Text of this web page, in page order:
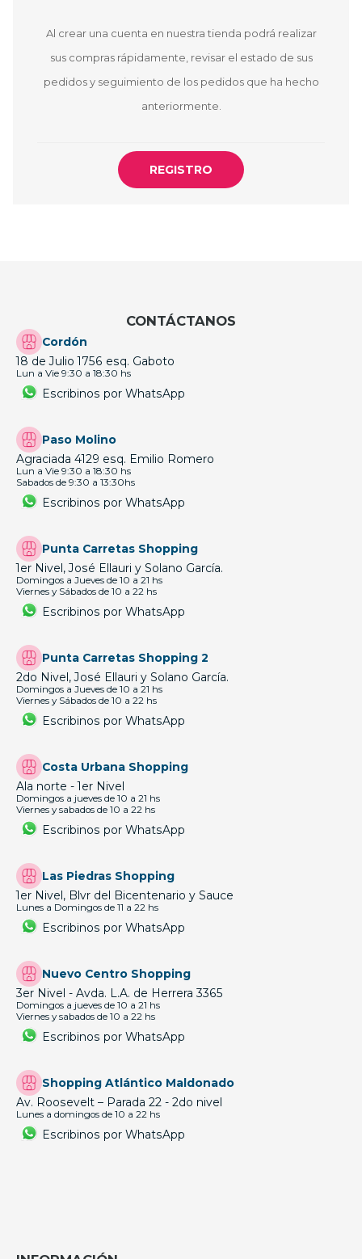
Al crear una cuenta en nuestra tienda podrá realizar
sus compras rápidamente, revisar el estado de sus
pedidos y seguimiento de los pedidos que ha hecho
anteriormente.
CONTÁCTANOS
Cordón
18 de Julio 1756 esq. Gaboto
Lun a Vie 9:30 a 18:30 hs
Escribinos por WhatsApp
Paso Molino
Agraciada 4129 esq. Emilio Romero
Lun a Vie 9:30 a 18:30 hs
Sabados de 9:30 a 13:30hs
Escribinos por WhatsApp
Punta Carretas Shopping
1er Nivel, José Ellauri y Solano García.
Domingos a Jueves de 10 a 21 hs
Viernes y Sábados de 10 a 22 hs
Escribinos por WhatsApp
Punta Carretas Shopping 2
2do Nivel, José Ellauri y Solano García.
Domingos a Jueves de 10 a 21 hs
Viernes y Sábados de 10 a 22 hs
Escribinos por WhatsApp
Costa Urbana Shopping
Ala norte - 1er Nivel
Domingos a jueves de 10 a 21 hs
Viernes y sabados de 10 a 22 hs
Escribinos por WhatsApp
Las Piedras Shopping
1er Nivel, Blvr del Bicentenario y Sauce
Lunes a Domingos de 11 a 22 hs
Escribinos por WhatsApp
Nuevo Centro Shopping
3er Nivel - Avda. L.A. de Herrera 3365
Domingos a jueves de 10 a 21 hs
Viernes y sabados de 10 a 22 hs
Escribinos por WhatsApp
Shopping Atlántico Maldonado
Av. Roosevelt – Parada 22 - 2do nivel
Lunes a domingos de 10 a 22 hs
Escribinos por WhatsApp